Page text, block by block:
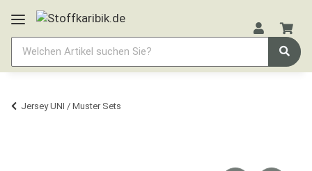
Jersey UNI / Muster Sets